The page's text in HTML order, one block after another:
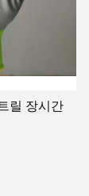
릴 장시간